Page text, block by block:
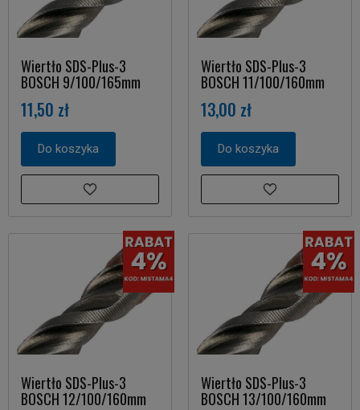
Wiertło SDS-Plus-3
BOSCH 9/100/165mm
11,50 zł
Do koszyka
Wiertło SDS-Plus-3
BOSCH 11/100/160mm
13,00 zł
Do koszyka
Wiertło SDS-Plus-3
BOSCH 12/100/160mm
Wiertło SDS-Plus-3
BOSCH 13/100/160mm